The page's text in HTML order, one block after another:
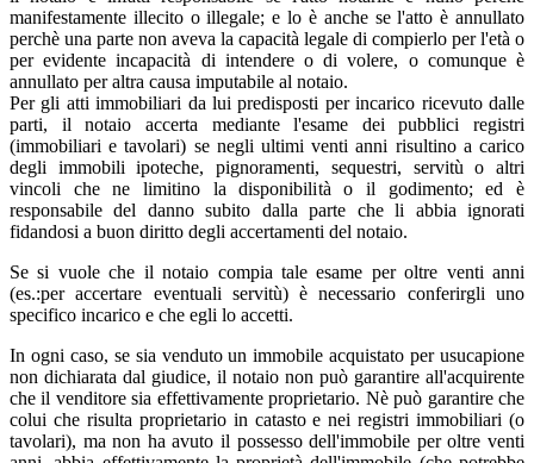
manifestamente illecito o illegale; e lo è anche se l'atto è annullato
perchè una parte non aveva la capacità legale di compierlo per l'età o
per evidente incapacità di intendere o di volere, o comunque è
annullato per altra causa imputabile al notaio.
Per gli atti immobiliari da lui predisposti per incarico ricevuto dalle
parti, il notaio accerta mediante l'esame dei pubblici registri
(immobiliari e tavolari) se negli ultimi venti anni risultino a carico
degli immobili ipoteche, pignoramenti, sequestri, servitù o altri
vincoli che ne limitino la disponibilità o il godimento; ed è
responsabile del danno subito dalla parte che li abbia ignorati
fidandosi a buon diritto degli accertamenti del notaio.
Se si vuole che il notaio compia tale esame per oltre venti anni
(es.:per accertare eventuali servitù) è necessario conferirgli uno
specifico incarico e che egli lo accetti.
In ogni caso, se sia venduto un immobile acquistato per usucapione
non dichiarata dal giudice, il notaio non può garantire all'acquirente
che il venditore sia effettivamente proprietario. Nè può garantire che
colui che risulta proprietario in catasto e nei registri immobiliari (o
tavolari), ma non ha avuto il possesso dell'immobile per oltre venti